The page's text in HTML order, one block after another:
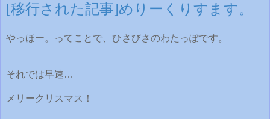
[移行された記事]めりーくりすます。
やっほー。ってことで、ひさびさのわたっぽです。
それでは早速…
メリークリスマス！